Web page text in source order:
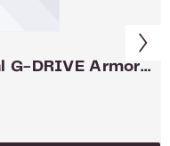
5TB SanDisk Professional G-DRIVE ArmorATD 2.5inch SDPH81G-005T-GBAND